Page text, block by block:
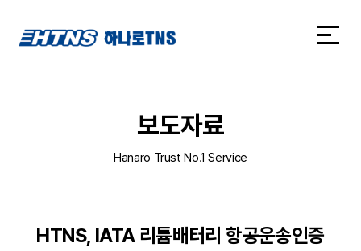
하나로TNS
보도자료
Hanaro Trust No.1 Service
HTNS, IATA 리튬배터리 항공운송인증